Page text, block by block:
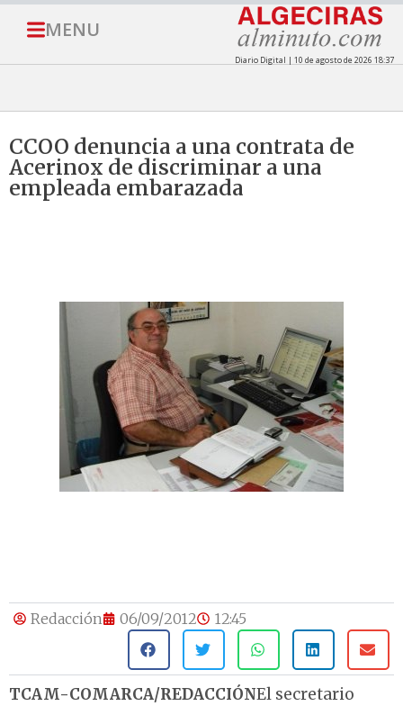
MENU
Diario Digital | 10 de agosto de 2026 18:37
CCOO denuncia a una contrata de
Acerinox de discriminar a una
empleada embarazada
Redacción 06/09/2012 12:45
TCAM-COMARCA/REDACCIÓNEl secretario